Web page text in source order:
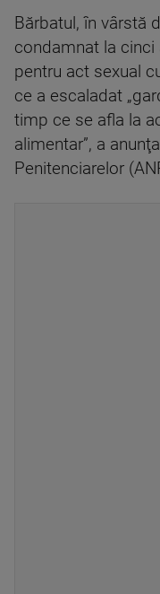
Bărbatul, în vârstă
condamnat la cinci
pentru act sexual
ce a escaladat
timp ce se afla la
alimentar”, a
Penitenciarelor